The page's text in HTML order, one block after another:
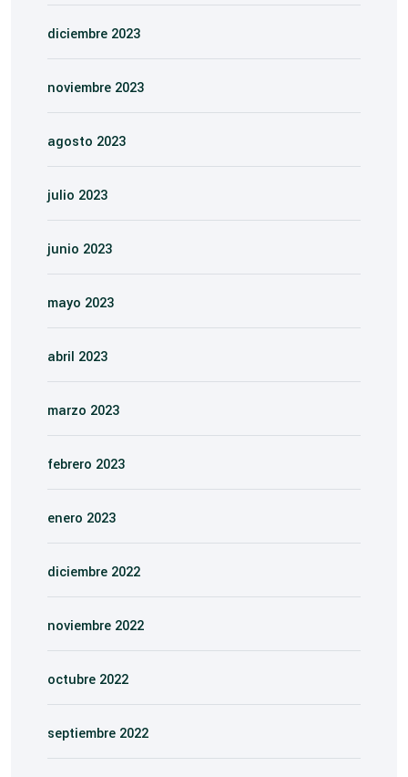
diciembre 2023
noviembre 2023
agosto 2023
julio 2023
junio 2023
mayo 2023
abril 2023
marzo 2023
febrero 2023
enero 2023
diciembre 2022
noviembre 2022
octubre 2022
septiembre 2022